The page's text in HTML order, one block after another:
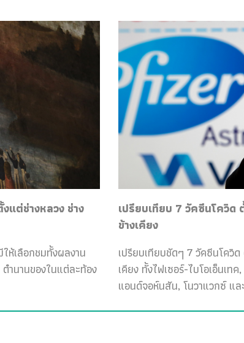
ต่ช่างหลวง ช่าง
ห้เลือกชมทั้งผลงาน
ตำนานของในแต่ละท้อง
เปรียบเทียบ 7 วัคซีนโควิ
ข้างเคียง
เปรียบเทียบชัดๆ 7 วัคซีนโควิ
เคียง ทั้งไฟเซอร์-ไบโอเอ็นเท
แอนด์จอห์นสัน, โนวาแวกซ์ แ